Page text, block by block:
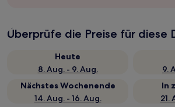
Überprüfe die Preise für diese
Heute
8. Aug. - 9. Aug.
9.
Nächstes Wochenende
14. Aug. - 16. Aug.
In
21.